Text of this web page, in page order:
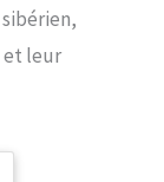
et leur